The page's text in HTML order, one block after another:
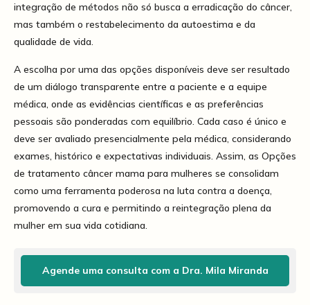
integração de métodos não só busca a erradicação do câncer,
mas também o restabelecimento da autoestima e da
qualidade de vida.
A escolha por uma das opções disponíveis deve ser resultado
de um diálogo transparente entre a paciente e a equipe
médica, onde as evidências científicas e as preferências
pessoais são ponderadas com equilíbrio. Cada caso é único e
deve ser avaliado presencialmente pela médica, considerando
exames, histórico e expectativas individuais. Assim, as Opções
de tratamento câncer mama para mulheres se consolidam
como uma ferramenta poderosa na luta contra a doença,
promovendo a cura e permitindo a reintegração plena da
mulher em sua vida cotidiana.
Agende uma consulta com a Dra. Mila Miranda